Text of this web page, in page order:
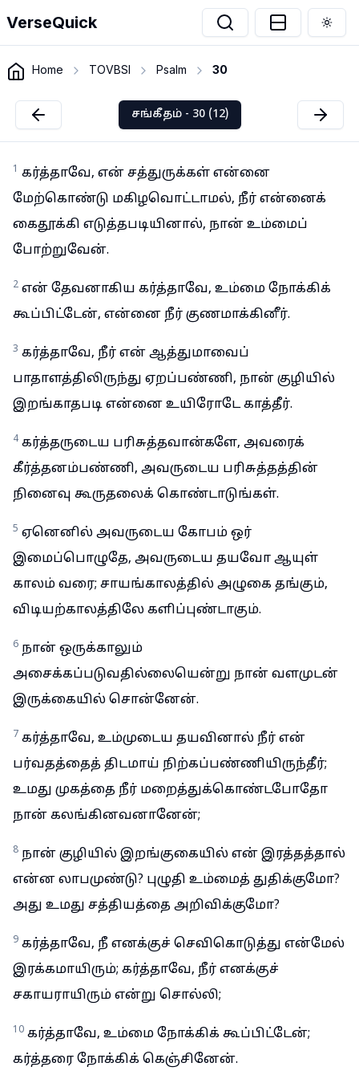
VerseQuick
Home TOVBSI Psalm 30
சங்கீதம் - 30 (12)
1 கர்த்தாவே, என் சத்துருக்கள் என்னை
மேற்கொண்டு மகிழவொட்டாமல், நீர் என்னைக்
கைதூக்கி எடுத்தபடியினால், நான் உம்மைப்
போற்றுவேன்.
2 என் தேவனாகிய கர்த்தாவே, உம்மை நோக்கிக்
கூப்பிட்டேன், என்னை நீர் குணமாக்கினீர்.
3 கர்த்தாவே, நீர் என் ஆத்துமாவைப்
பாதாளத்திலிருந்து ஏறப்பண்ணி, நான் குழியில்
இறங்காதபடி என்னை உயிரோடே காத்தீர்.
4 கர்த்தருடைய பரிசுத்தவான்களே, அவரைக்
கீர்த்தனம்பண்ணி, அவருடைய பரிசுத்தத்தின்
நினைவு கூருதலைக் கொண்டாடுங்கள்.
5 ஏனெனில் அவருடைய கோபம் ஒர்
இமைப்பொழுதே, அவருடைய தயவோ ஆயுள்
காலம் வரை; சாயங்காலத்தில் அழுகை தங்கும்,
விடியற்காலத்திலே களிப்புண்டாகும்.
6 நான் ஒருக்காலும்
அசைக்கப்படுவதில்லையென்று நான் வளமுடன்
இருக்கையில் சொன்னேன்.
7 கர்த்தாவே, உம்முடைய தயவினால் நீர் என்
பர்வதத்தைத் திடமாய் நிற்கப்பண்ணியிருந்தீர்;
உமது முகத்தை நீர் மறைத்துக்கொண்டபோதோ
நான் கலங்கினவனானேன்;
8 நான் குழியில் இறங்குகையில் என் இரத்தத்தால்
என்ன லாபமுண்டு? புழுதி உம்மைத் துதிக்குமோ?
அது உமது சத்தியத்தை அறிவிக்குமோ?
9 கர்த்தாவே, நீ எனக்குச் செவிகொடுத்து என்மேல்
இரக்கமாயிரும்; கர்த்தாவே, நீர் எனக்குச்
சகாயராயிரும் என்று சொல்லி;
10 கர்த்தாவே, உம்மை நோக்கிக் கூப்பிட்டேன்;
கர்த்தரை நோக்கிக் கெஞ்சினேன்.